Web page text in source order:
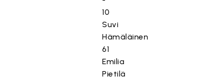
10
Suvi
Hämäläinen
61
Emilia
Pietilä